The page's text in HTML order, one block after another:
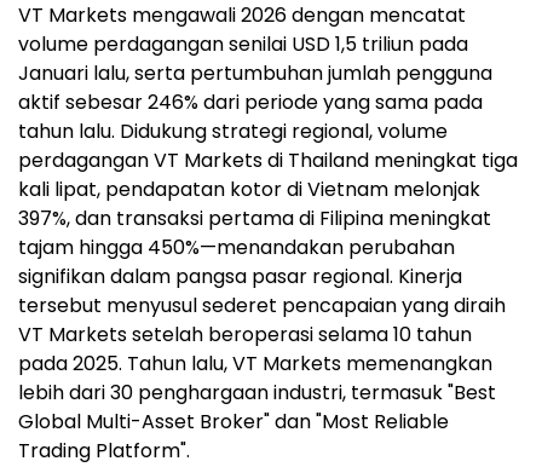
VT Markets mengawali 2026 dengan mencatat
volume perdagangan senilai USD 1,5 triliun pada
Januari lalu, serta pertumbuhan jumlah pengguna
aktif sebesar 246% dari periode yang sama pada
tahun lalu. Didukung strategi regional, volume
perdagangan VT Markets di Thailand meningkat tiga
kali lipat, pendapatan kotor di Vietnam melonjak
397%, dan transaksi pertama di Filipina meningkat
tajam hingga 450%—menandakan perubahan
signifikan dalam pangsa pasar regional. Kinerja
tersebut menyusul sederet pencapaian yang diraih
VT Markets setelah beroperasi selama 10 tahun
pada 2025. Tahun lalu, VT Markets memenangkan
lebih dari 30 penghargaan industri, termasuk "Best
Global Multi-Asset Broker" dan "Most Reliable
Trading Platform".